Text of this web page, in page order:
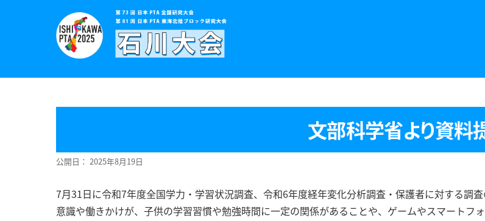
文部科学省より資料
公開日： 2025年8月19日
7月31日に令和7年度全国学力・学習状況調査、令和6年度経年変化分析調査・保護者に対する調
意識や働きかけが、子供の学習習慣や勉強時間に一定の関係があることや、ゲームやスマートフ